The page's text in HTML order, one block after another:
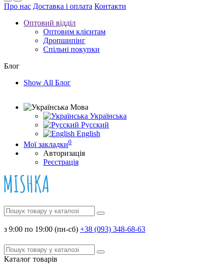
Про нас Доставка і оплата Контакти
Оптовий відділ
Оптовим клієнтам
Дропшипінг
Спільні покупки
Блог
Show All Блог
Мова
Українська
Русский
English
Мої закладки0
Авторизація
Реєстрація
з 9:00 по 19:00 (пн-сб) +38 (093) 348-68-63
Каталог товарів